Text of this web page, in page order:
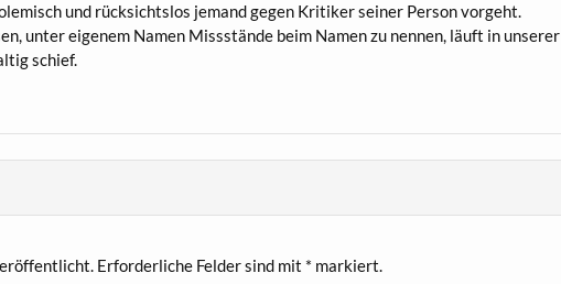
und rücksichtslos jemand gegen Kritiker seiner Person vorgeht.
unter eigenem Namen Missstände beim Namen zu nennen, läuft in unserer
schief.
Erforderliche Felder sind mit * markiert.